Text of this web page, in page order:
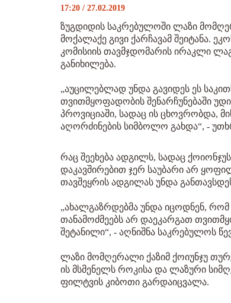
17:20 / 27.02.2019
ზუგდიდის საკრებულოში ლაზი
მოქალაქე გივი ქარჩავამ შეიტანა.
კომისიის თავმჯდომარის ირაკლი
განიხილება.
„აუცილებლად უნდა გავიდეს ეს
თვითმყოფადობის შენარჩუნებაში
პროვიციაში, სადაც ის ცხოვრობდა,
აღორძინების სიმბოლო გახდა“, -
რაც შეეხება ადგილს, სადაც
დაკავშირებით ჯერ საუბარი არ
თავშეყრის ადგილას უნდა
„ახალგაზრდებმა უნდა იცოდნენ,
თანამოძმეებს არ დაეკარგათ
შეტანილი“, - აღნიშნა საკრებულოს
ლაზი მომღერალი ქაზიმ ქოიუნჯუ
ის მსმენელს როკისა და ლაზური
ფილტვის კიბოთი გარდაიცვალა.